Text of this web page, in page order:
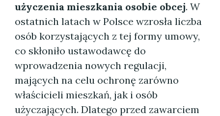
użyczenia mieszkania osobie obcej. W
ostatnich latach w Polsce wzrosła liczba
osób korzystających z tej formy umowy,
co skłoniło ustawodawcę do
wprowadzenia nowych regulacji,
mających na celu ochronę zarówno
właścicieli mieszkań, jak i osób
użyczających. Dlatego przed zawarciem